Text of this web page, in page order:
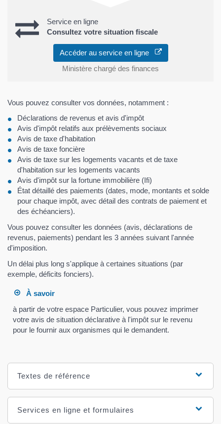
Service en ligne
Consultez votre situation fiscale
Accéder au service en ligne
Ministère chargé des finances
Vous pouvez consulter vos données, notamment :
Déclarations de revenus et avis d'impôt
Avis d'impôt relatifs aux prélèvements sociaux
Avis de taxe d'habitation
Avis de taxe foncière
Avis de taxe sur les logements vacants et de taxe
d'habitation sur les logements vacants
Avis d'impôt sur la fortune immobilière (Ifi)
État détaillé des paiements (dates, mode, montants et solde
pour chaque impôt, avec détail des contrats de paiement et
des échéanciers).
Vous pouvez consulter les données (avis, déclarations de
revenus, paiements) pendant les 3 années suivant l'année
d'imposition.
Un délai plus long s'applique à certaines situations (par
exemple, déficits fonciers).
À savoir
à partir de votre espace Particulier, vous pouvez imprimer
votre avis de situation déclarative à l'impôt sur le revenu
pour le fournir aux organismes qui le demandent.
Textes de référence
Services en ligne et formulaires